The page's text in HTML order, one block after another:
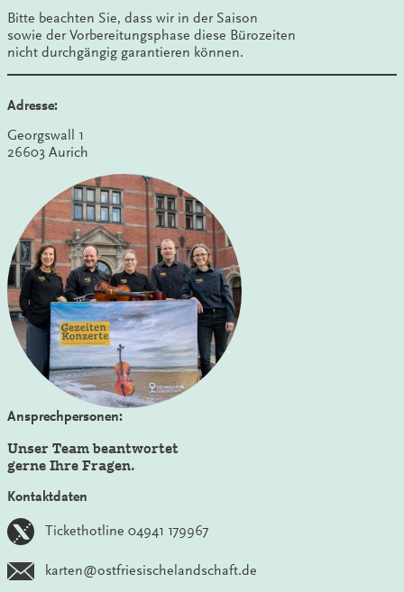
Bitte beachten Sie, dass wir in der Saison
sowie der Vorbereitungsphase diese Bürozeiten
nicht durchgängig garantieren können.
Adresse:
Georgswall 1
26603 Aurich
Ansprechpersonen:
Unser Team beantwortet
gerne Ihre Fragen.
Kontaktdaten
Tickethotline 04941 179967
karten@ostfriesischelandschaft.de